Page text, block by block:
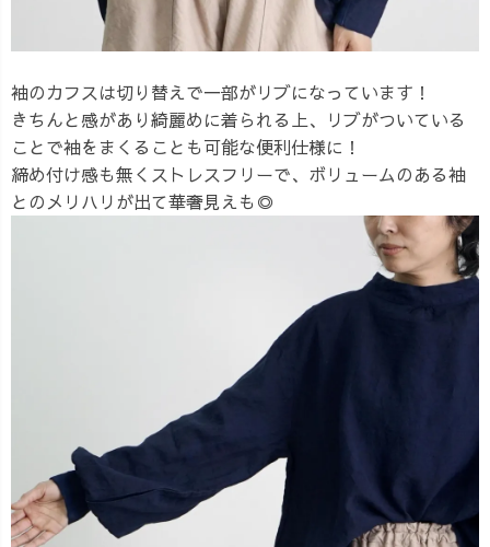
袖のカフスは切り替えで一部がリブになっています！
きちんと感があり綺麗めに着られる上、リブがついている
ことで袖をまくることも可能な便利仕様に！
締め付け感も無くストレスフリーで、ボリュームのある袖
とのメリハリが出て華奢見えも◎